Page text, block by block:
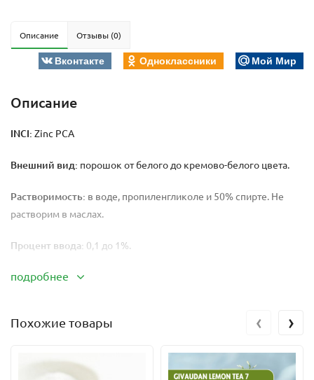
Описание Отзывы (0)
Вконтакте Одноклассники Мой Мир
Описание
INCI: Zinc PCA
Внешний вид: порошок от белого до кремово-белого цвета.
Растворимость: в воде, пропиленгликоле и 50% спирте. Не
растворим в маслах.
Процент ввода: 0,1 до 1%.
Ph:5-6 (10% водный раствор)
известная как Zink RCA, является химическим веществом с
она нашла свое особое место в косметической индустрии.
подробнее
Похожие товары ‹ ›